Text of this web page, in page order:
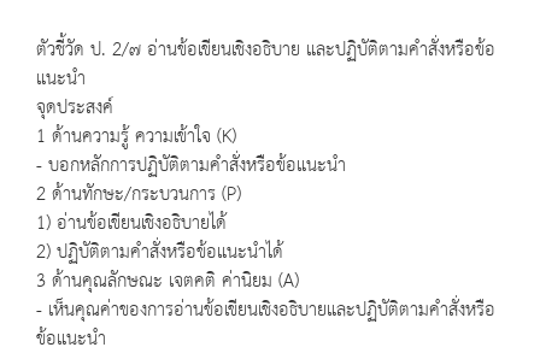
ตัวชี้วัด ป. 2/๗ อ่านข้อเขียนเชิงอธิบาย และปฏิบัติตามคำสั่งหรือข้อ
แนะนำ
จุดประสงค์
1 ด้านความรู้ ความเข้าใจ (K)
- บอกหลักการปฏิบัติตามคำสั่งหรือข้อแนะนำ
2 ด้านทักษะ/กระบวนการ (P)
1) อ่านข้อเขียนเชิงอธิบายได้
2) ปฏิบัติตามคำสั่งหรือข้อแนะนำได้
3 ด้านคุณลักษณะ เจตคติ ค่านิยม (A)
- เห็นคุณค่าของการอ่านข้อเขียนเชิงอธิบายและปฏิบัติตามคำสั่งหรือ
ข้อแนะนำ